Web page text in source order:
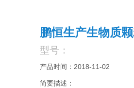
鹏恒生产生物质
型号：
产品时间：2018-11-02
简要描述：